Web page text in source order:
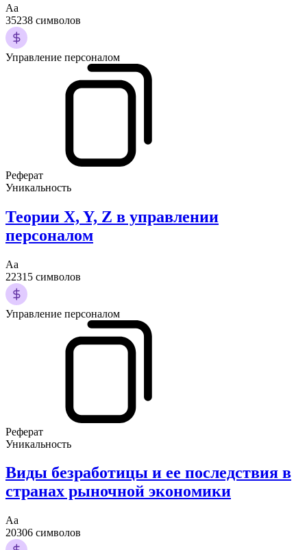
Аа
35238 символов
Управление персоналом
Реферат
Уникальность
Теории X, Y, Z в управлении
персоналом
Аа
22315 символов
Управление персоналом
Реферат
Уникальность
Виды безработицы и ее последствия в
странах рыночной экономики
Аа
20306 символов